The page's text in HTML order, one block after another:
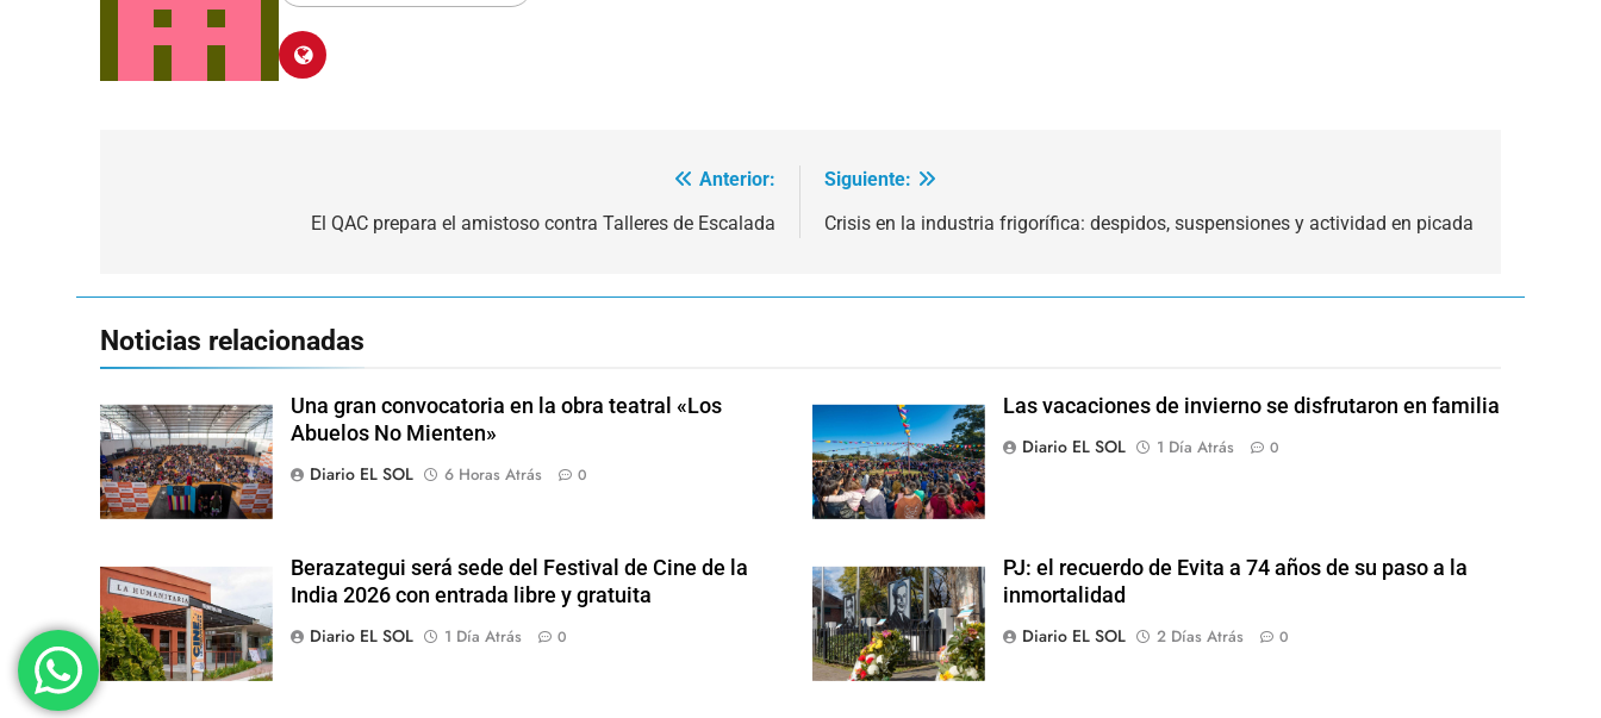
Anterior:
El QAC prepara el amistoso contra Talleres de Escalada
Siguiente:
Crisis en la industria frigorífica: despidos, suspensiones y actividad en picada
Noticias relacionadas
Una gran convocatoria en la obra teatral «Los
Abuelos No Mienten»
Diario EL SOL
6 Horas Atrás 0
Las vacaciones de invierno se disfrutaron en familia
Diario EL SOL
1 Día Atrás 0
Berazategui será sede del Festival de Cine de la
India 2026 con entrada libre y gratuita
Diario EL SOL
1 Día Atrás 0
PJ: el recuerdo de Evita a 74 años de su paso a la
inmortalidad
Diario EL SOL
2 Días Atrás 0